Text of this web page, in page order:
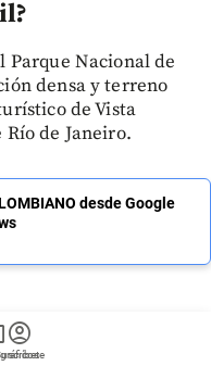
account_circle
Nacional de
densa y terreno
de Vista
de Janeiro.
desde Google
newsletter